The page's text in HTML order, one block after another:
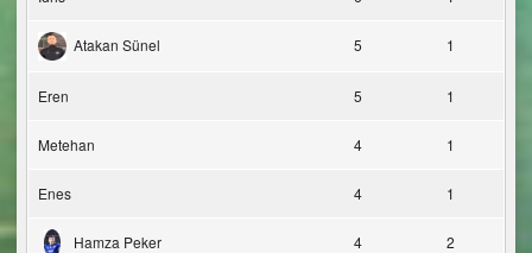
Atakan Sünel 5 1
Eren 5 1
Metehan 4 1
Enes 4 1
Hamza Peker 4 2